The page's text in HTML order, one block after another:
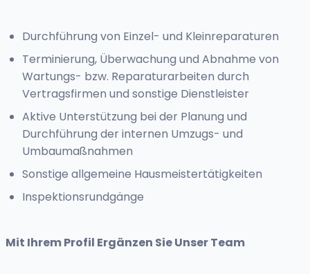
Durchführung von Einzel- und Kleinreparaturen
Terminierung, Überwachung und Abnahme von
Wartungs- bzw. Reparaturarbeiten durch
Vertragsfirmen und sonstige Dienstleister
Aktive Unterstützung bei der Planung und
Durchführung der internen Umzugs- und
Umbaumaßnahmen
Sonstige allgemeine Hausmeistertätigkeiten
Inspektionsrundgänge
Mit Ihrem Profil Ergänzen Sie Unser Team